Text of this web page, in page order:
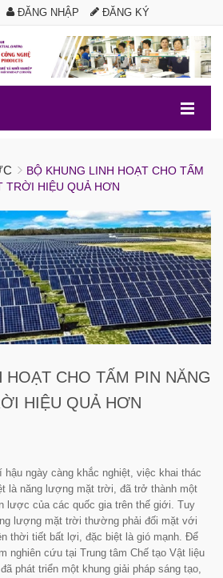
ĐĂNG NHẬP ĐĂNG KÝ
.
BỘ KHUNG LINH HOẠT CHO TẤM
TRỜI HIỆU QUẢ HƠN
HOẠT CHO TẤM PIN NĂNG
HIỆU QUẢ HƠN
hậu ngày càng khắc nghiệt, việc khai thác
là năng lượng mặt trời, đã trở thành một
lược của các quốc gia trên thế giới. Tuy
lượng mặt trời thường phải đối mặt với
thời tiết bất lợi, đặc biệt là gió mạnh. Để
nghiên cứu tại Trung tâm Chế tạo Vật liệu
phát triển một khung giải pháp sáng tạo,